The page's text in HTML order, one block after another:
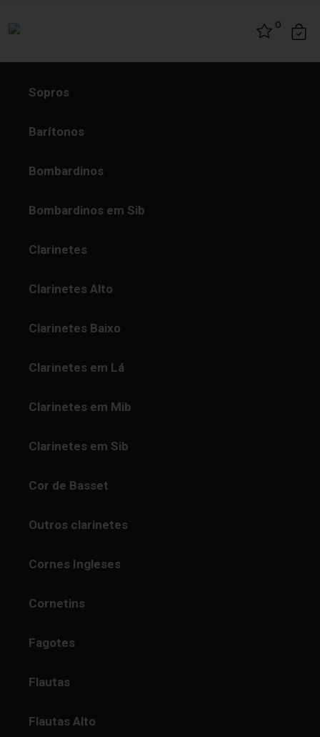
0
Sopros
Barítonos
Bombardinos
Bombardinos em Sib
Clarinetes
Clarinetes Alto
Clarinetes Baixo
Clarinetes em Lá
Clarinetes em Mib
Clarinetes em Sib
Cor de Basset
Outros clarinetes
Cornes Ingleses
Cornetins
Fagotes
Flautas
Flautas Alto